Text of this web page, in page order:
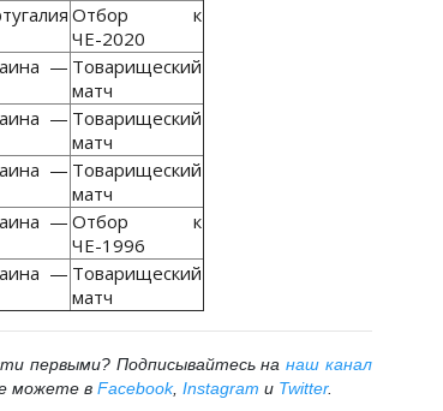
Отбор к
ЧЕ-2020
— Товарищеский
матч
— Товарищеский
матч
— Товарищеский
матч
— Отбор к
ЧЕ-1996
— Товарищеский
матч
первыми? Подписывайтесь нанаш канал
можете в Facebook, Instagram и Twitter.